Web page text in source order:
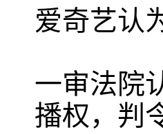
爱奇艺认
一审法院
播权，判